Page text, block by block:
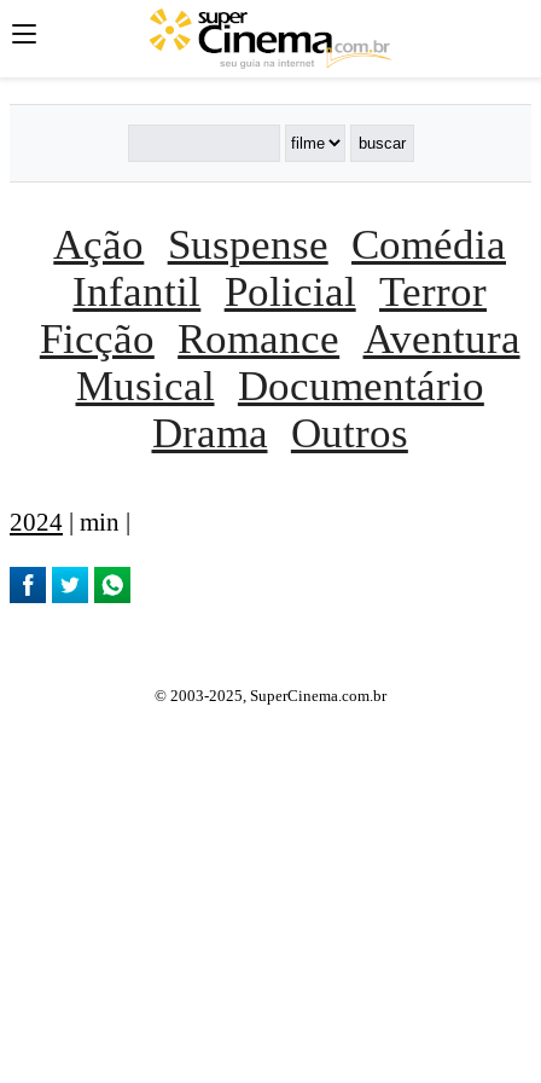
Ação Suspense Comédia
Infantil
Policial Terror
Ficção Romance Aventura
Musical
Documentário
Drama Outros
2024 | min |
© 2003-2025, SuperCinema.com.br